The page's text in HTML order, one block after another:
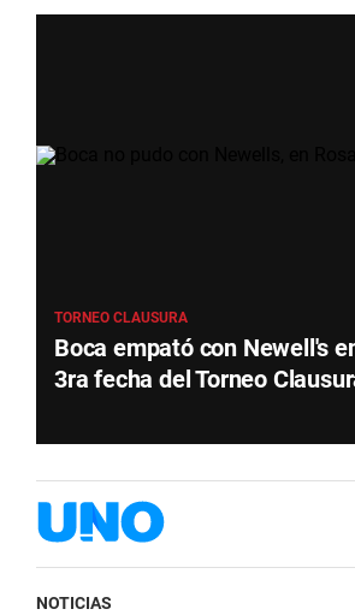
TORNEO CLAUSURA
Boca empató con Newell's
3ra fecha del Torneo
NOTICIAS